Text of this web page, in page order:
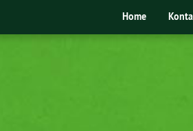
Home